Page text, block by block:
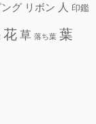
グ リボン 人 印鑑
花 草 落ち葉 葉